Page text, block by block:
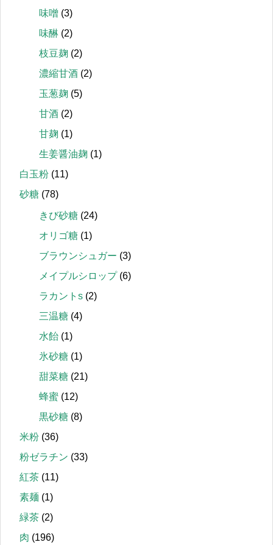
味噌 (3)
味醂 (2)
枝豆麹 (2)
濃縮甘酒 (2)
玉葱麹 (5)
甘酒 (2)
甘麹 (1)
生姜醤油麹 (1)
白玉粉 (11)
砂糖 (78)
きび砂糖 (24)
オリゴ糖 (1)
ブラウンシュガー (3)
メイプルシロップ(6)
ラカントs (2)
三温糖 (4)
水飴 (1)
氷砂糖 (1)
甜菜糖 (21)
蜂蜜 (12)
黒砂糖 (8)
米粉 (36)
粉ゼラチン (33)
紅茶 (11)
素麺 (1)
緑茶 (2)
肉 (196)